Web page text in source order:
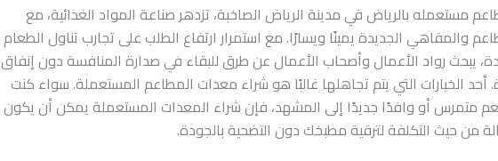
مستعمله بالرياض في مدينة الرياض الصاخبة، تزدهر صناعة المواد الغذائية، مع
والمقاهي الجديدة يمينًا ويسارًا. مع استمرار ارتفاع الطلب على تجارب تناول الطعام
يبحث رواد الأعمال وأصحاب الأعمال عن طرق للبقاء في صدارة المنافسة دون إنفاق
أحد الخيارات التي يتم تجاهلها غالبًا هو شراء معدات المطاعم المستعملة. سواء كنت
متمرس أو وافدًا جديدًا إلى المشهد، فإن شراء المعدات المستعملة يمكن أن يكون
من حيث التكلفة لترقية مطبخك دون التضحية بالجودة.